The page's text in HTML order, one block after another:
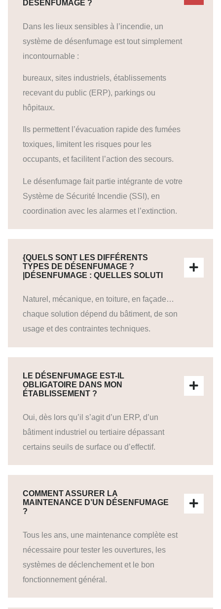
DÉSENFUMAGE ?
Dans les lieux sensibles à l’incendie, un
système de désenfumage est tout simplement
incontournable :
bureaux, sites industriels, établissements
recevant du public (ERP), parkings ou
hôpitaux.
Ils permettent l’évacuation rapide des fumées
toxiques, limitent les risques pour les
occupants, et facilitent l’action des secours.
Le désenfumage fait partie intégrante de votre
Système de Sécurité Incendie (SSI), en
coordination avec les alarmes et l’extinction.
{QUELS SONT LES DIFFÉRENTS
TYPES DE DÉSENFUMAGE ?
|DÉSENFUMAGE : QUELLES SOLUTI
Naturel, mécanique, en toiture, en façade…
chaque solution dépend du bâtiment, de son
usage et des contraintes techniques.
LE DÉSENFUMAGE EST-IL
OBLIGATOIRE DANS MON
ÉTABLISSEMENT ?
Oui, dès lors qu’il s’agit d’un ERP, d’un
bâtiment industriel ou tertiaire dépassant
certains seuils de surface ou d’effectif.
COMMENT ASSURER LA
MAINTENANCE D’UN DÉSENFUMAGE
?
Tous les ans, une maintenance complète est
nécessaire pour tester les ouvertures, les
systèmes de déclenchement et le bon
fonctionnement général.